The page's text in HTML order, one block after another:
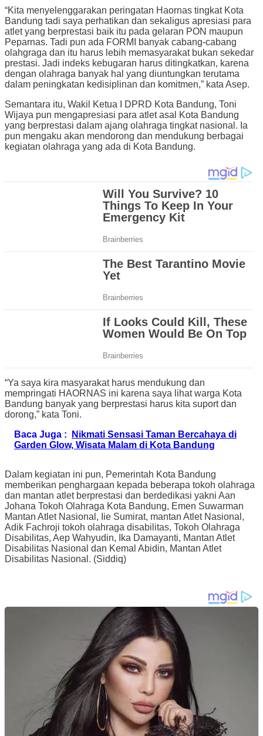
“Kita menyelenggarakan peringatan Haornas tingkat Kota
Bandung tadi saya perhatikan dan sekaligus apresiasi para
atlet yang berprestasi baik itu pada gelaran PON maupun
Peparnas. Tadi pun ada FORMI banyak cabang-cabang
olahgraga dan itu harus lebih memasyarakat bukan sekedar
prestasi. Jadi indeks kebugaran harus ditingkatkan, karena
dengan olahraga banyak hal yang diuntungkan terutama
dalam peningkatan kedisiplinan dan komitmen,” kata Asep.
Semantara itu, Wakil Ketua I DPRD Kota Bandung, Toni
Wijaya pun mengapresiasi para atlet asal Kota Bandung
yang berprestasi dalam ajang olahraga tingkat nasional. Ia
pun mengaku akan mendorong dan mendukung berbagai
kegiatan olahraga yang ada di Kota Bandung.
“Ya saya kira masyarakat harus mendukung dan
mempringati HAORNAS ini karena saya lihat warga Kota
Bandung banyak yang berprestasi harus kita suport dan
dorong,” kata Toni.
Baca Juga :
Nikmati Sensasi Taman Bercahaya di
Garden Glow, Wisata Malam di Kota Bandung
Dalam kegiatan ini pun, Pemerintah Kota Bandung
memberikan penghargaan kepada beberapa tokoh olahraga
dan mantan atlet berprestasi dan berdedikasi yakni Aan
Johana Tokoh Olahraga Kota Bandung, Emen Suwarman
Mantan Atlet Nasional, Iie Sumirat, mantan Atlet Nasional,
Adik Fachroji tokoh olahraga disabilitas, Tokoh Olahraga
Disabilitas, Aep Wahyudin, Ika Damayanti, Mantan Atlet
Disabilitas Nasional dan Kemal Abidin, Mantan Atlet
Disabilitas Nasional. (Siddiq)